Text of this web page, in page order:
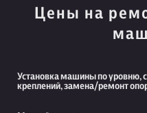
Цены на
Установка машины по уровню,
креплений, замена/ремонт